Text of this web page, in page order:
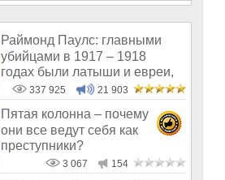
Раймонд Паулс: главными
убийцами в 1917 – 1918
годах были латыши и евреи,
а не русс
337 925 21 903
Пятая колонна – почему
они все ведут себя как
преступники?
3 067 154